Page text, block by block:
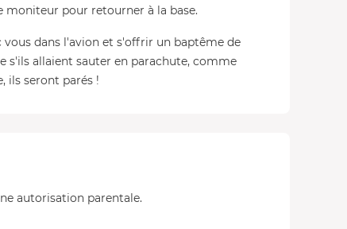
pour retourner à la base.
dans l'avion et s'offrir un baptême de
s'ils allaient sauter en parachute, comme
ils seront parés !
autorisation parentale.